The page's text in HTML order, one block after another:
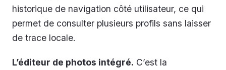
historique de navigation côté utilisateur, ce qui
permet de consulter plusieurs profils sans laisser
de trace locale.
L’éditeur de photos intégré. C’est la